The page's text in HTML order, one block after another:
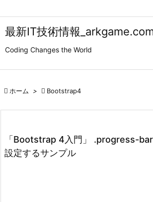
最新IT技術情報
Coding Changes the World
 ホーム >  Bootstrap4
「Bootstrap 4入門」 .progress-
設定するサンプル